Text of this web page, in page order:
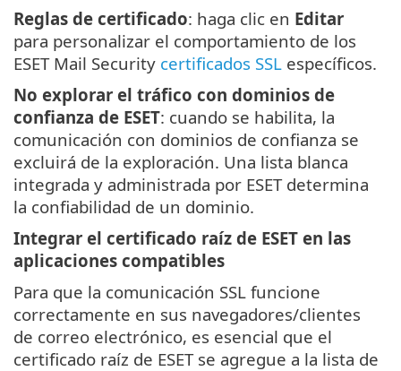
Reglas de certificado: haga clic en Editar
para personalizar el comportamiento de los
ESET Mail Security certificados SSL específicos.
No explorar el tráfico con dominios de
confianza de ESET: cuando se habilita, la
comunicación con dominios de confianza se
excluirá de la exploración. Una lista blanca
integrada y administrada por ESET determina
la confiabilidad de un dominio.
Integrar el certificado raíz de ESET en las
aplicaciones compatibles
Para que la comunicación SSL funcione
correctamente en sus navegadores/clientes
de correo electrónico, es esencial que el
certificado raíz de ESET se agregue a la lista de